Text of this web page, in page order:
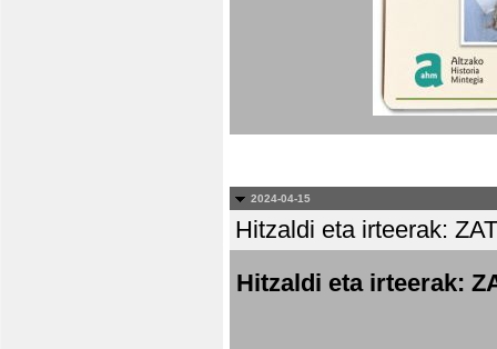
2024-04-15
Hitzaldi eta irteerak:
Hitzaldi eta irteerak: